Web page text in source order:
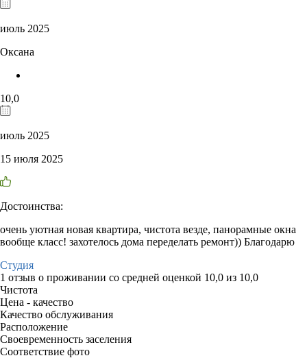
июль 2025
Оксана
10,0
июль 2025
15 июля 2025
Достоинства:
очень уютная новая квартира, чистота везде, панорамные окна
вообще класс! захотелось дома переделать ремонт)) Благодарю
Студия
1 отзыв о проживании со средней оценкой 10,0 из 10,0
Чистота
Цена - качество
Качество обслуживания
Расположение
Своевременность заселения
Соответствие фото